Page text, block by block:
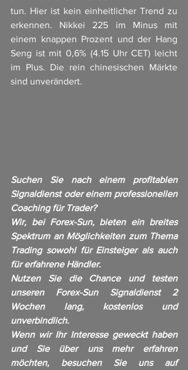
tun. Hier ist kein einheitlicher Trend zu
erkennen. Nikkei 225 im Minus mit
einem knappen Prozent und der Hang
Seng ist mit 0,6% (4.15 Uhr CET) leicht
im Plus. Die rein chinesischen Märkte
sind unverändert.
Suchen Sie nach einem profitablen
Signaldienst oder einem professionellen
Coaching für Trader?
Wir, bei Forex-Sun, bieten ein breites
Spektrum an Möglichkeiten zum Thema
Trading sowohl für Einsteiger als auch
für erfahrene Händler.
Nutzen Sie die Chance und testen
unseren Forex-Sun Signaldienst 2
Wochen lang, kostenlos und
unverbindlich.
Wenn wir Ihr Interesse geweckt haben
und Sie über uns mehr erfahren
möchten, besuchen Sie uns auf